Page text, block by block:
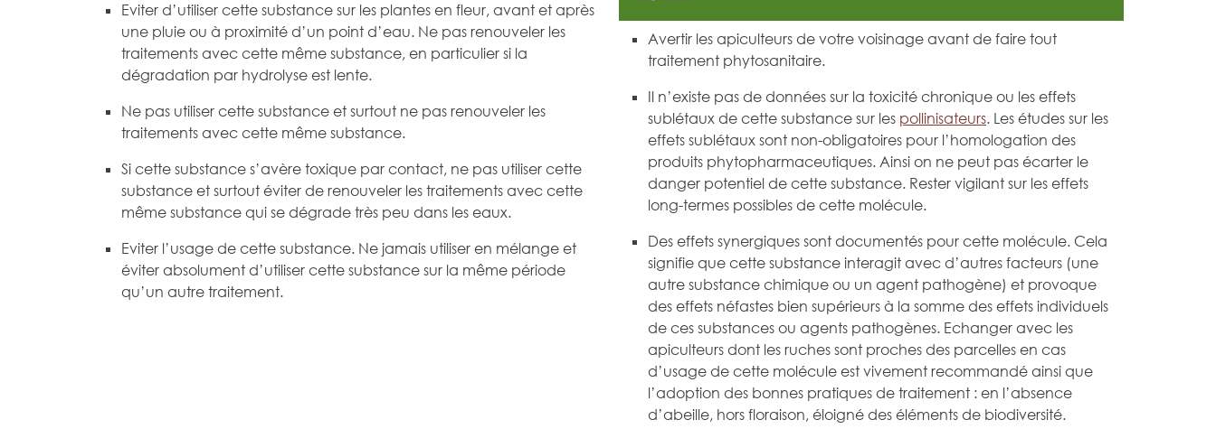
Eviter d’utiliser cette substance sur les plantes en fleur, avant et après
une pluie ou à proximité d’un point d’eau. Ne pas renouveler les
traitements avec cette même substance, en particulier si la
dégradation par hydrolyse est lente.
Ne pas utiliser cette substance et surtout ne pas renouveler les
traitements avec cette même substance.
Si cette substance s’avère toxique par contact, ne pas utiliser cette
substance et surtout éviter de renouveler les traitements avec cette
même substance qui se dégrade très peu dans les eaux.
Eviter l’usage de cette substance. Ne jamais utiliser en mélange et
éviter absolument d’utiliser cette substance sur la même période
qu’un autre traitement.
Avertir les apiculteurs de votre voisinage avant de faire tout
traitement phytosanitaire.
Il n’existe pas de données sur la toxicité chronique ou les effets
sublétaux de cette substance sur les pollinisateurs. Les études sur les
effets sublétaux sont non-obligatoires pour l’homologation des
produits phytopharmaceutiques. Ainsi on ne peut pas écarter le
danger potentiel de cette substance. Rester vigilant sur les effets
long-termes possibles de cette molécule.
Des effets synergiques sont documentés pour cette molécule. Cela
signifie que cette substance interagit avec d’autres facteurs (une
autre substance chimique ou un agent pathogène) et provoque
des effets néfastes bien supérieurs à la somme des effets individuels
de ces substances ou agents pathogènes. Echanger avec les
apiculteurs dont les ruches sont proches des parcelles en cas
d’usage de cette molécule est vivement recommandé ainsi que
l’adoption des bonnes pratiques de traitement : en l’absence
d’abeille, hors floraison, éloigné des éléments de biodiversité.